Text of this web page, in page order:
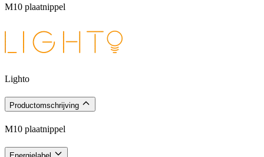
M10 plaatnippel
Lighto
Productomschrijving
M10 plaatnippel